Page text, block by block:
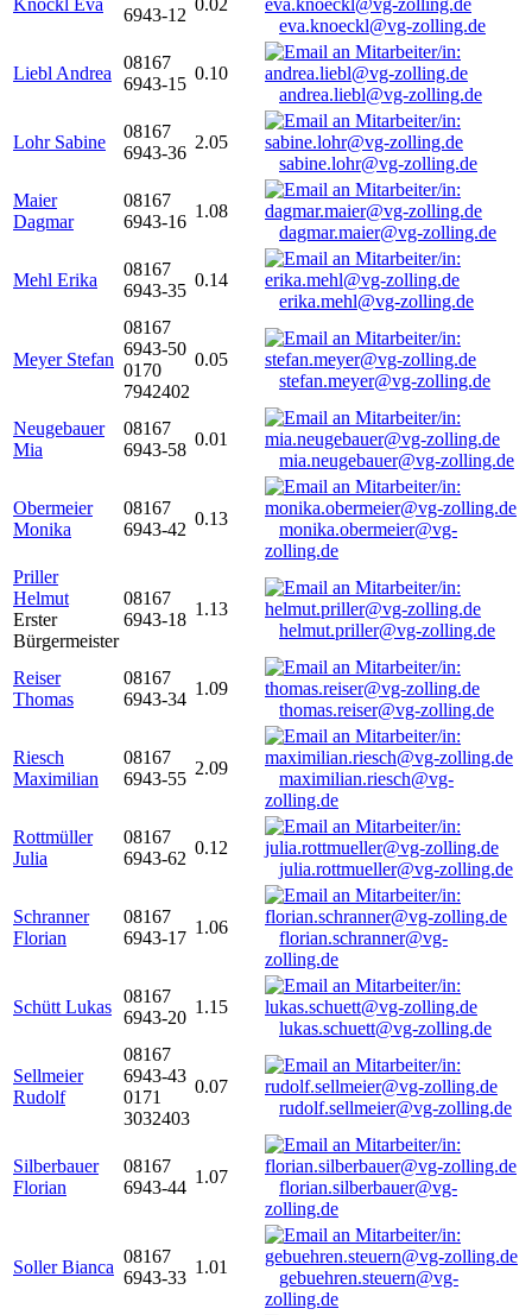
Knöckl Eva
6943-12
0.02
eva.knoeckl@vg-zolling.de
Liebl Andrea
08167
6943-15
0.10
andrea.liebl@vg-zolling.de
Lohr Sabine
08167
6943-36
2.05
sabine.lohr@vg-zolling.de
Maier
Dagmar
08167
6943-16
1.08
dagmar.maier@vg-zolling.de
Mehl Erika
08167
6943-35
0.14
erika.mehl@vg-zolling.de
Meyer Stefan
08167
6943-50
0170
7942402
0.05
stefan.meyer@vg-zolling.de
Neugebauer
Mia
08167
6943-58
0.01
mia.neugebauer@vg-zolling.de
Obermeier
Monika
08167
6943-42
0.13
monika.obermeier@vg-
zolling.de
Priller
Helmut
Erster
Bürgermeister
08167
6943-18
1.13
helmut.priller@vg-zolling.de
Reiser
Thomas
08167
6943-34
1.09
thomas.reiser@vg-zolling.de
Riesch
Maximilian
08167
6943-55
2.09
maximilian.riesch@vg-
zolling.de
Rottmüller
Julia
08167
6943-62
0.12
julia.rottmueller@vg-zolling.de
Schranner
Florian
08167
6943-17
1.06
florian.schranner@vg-
zolling.de
Schütt Lukas
08167
6943-20
1.15
lukas.schuett@vg-zolling.de
Sellmeier
Rudolf
08167
6943-43
0171
3032403
0.07
rudolf.sellmeier@vg-zolling.de
Silberbauer
Florian
08167
6943-44
1.07
florian.silberbauer@vg-
zolling.de
Soller Bianca
08167
6943-33
1.01
gebuehren.steuern@vg-
zolling.de